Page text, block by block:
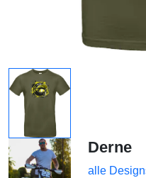
Derne
alle